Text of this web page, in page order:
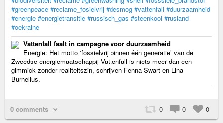
#greenpeace #reclame_fosielvrij #desmog #vattenfall #duurzaamheid
#energie #energietransitie #russisch_gas #steenkool #rusland
#oekraine
Vattenfall faalt in campagne voor duurzaamheid
Energie: Het motto ‘fossielvrij binnen één generatie’ van de
Zweedse energiemaatschappij Vattenfall is niets meer dan een
gimmick zonder realiteitszin, schrijven Fenna Swart en Lina
Burnelius.
0 comments 0 0 0